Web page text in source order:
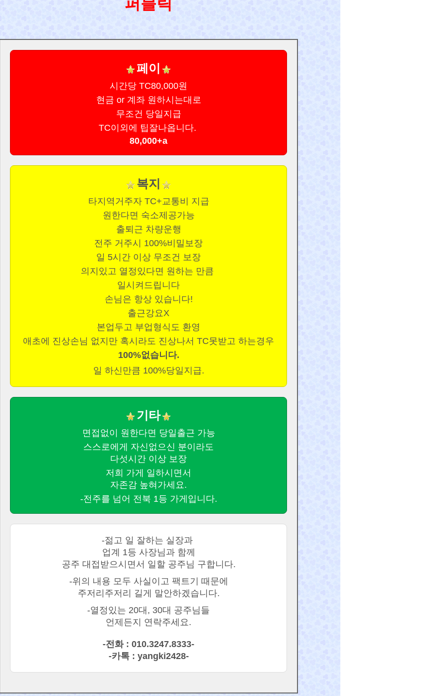
페이
시간당 TC80,000원
현금 or 계좌 원하시는대로
무조건 당일지급
TC이외에 팁잘나옵니다.
80,000+a
복지
타지역거주자 TC+교통비 지급
원한다면 숙소제공가능
출퇴근 차량운행
전주 거주시 100%비밀보장
일 5시간 이상 무조건 보장
의지있고 열정있다면 원하는 만큼
일시켜드립니다
손님은 항상 있습니다!
출근강요X
본업두고 부업형식도 환영
애초에 진상손님 없지만 혹시라도 진상나서 TC못받고 하는경우
100%없습니다.
일 하신만큼 100%당일지급.
기타
면접없이 원한다면 당일출근 가능
스스로에게 자신없으신 분이라도
다섯시간 이상 보장
저희 가게 일하시면서
자존감 높혀가세요.
-전주를 넘어 전북 1등 가게입니다.
-젊고 일 잘하는 실장과
업계 1등 사장님과 함께
공주 대접받으시면서 일할 공주님 구합니다.
-위의 내용 모두 사실이고 팩트기 때문에
주저리주저리 길게 말안하겠습니다.
-열정있는 20대, 30대 공주님들
언제든지 연락주세요.
-전화 : 010.3247.8333-
-카톡 : yangki2428-